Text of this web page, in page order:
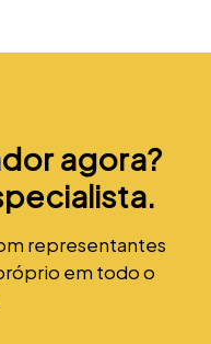
agora?
representantes
em todo o